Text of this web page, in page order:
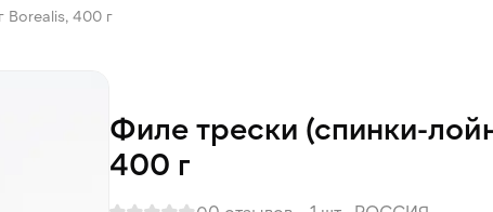
Borealis, 400 г
Филе трески (спинки-
400 г